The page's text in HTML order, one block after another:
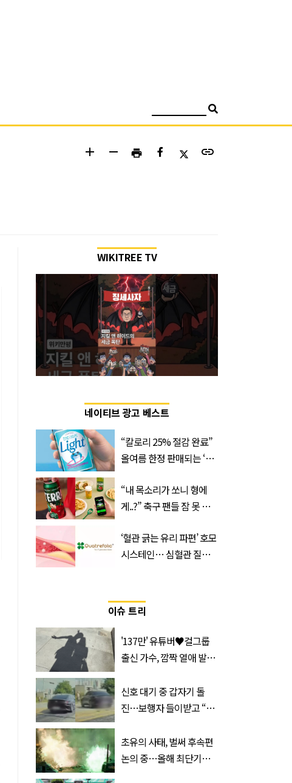
add remove print link
WIKITREE TV
네이티브 광고 베스트
“칼로리 25% 절감 완료”
올여름 한정 판매되는 ‘최
“내 목소리가 쏘니 형에
게..?” 축구 팬들 잠 못 들
트
‘혈관 긁는 유리 파편’ 호모
시스테인… 심혈관 질환
이슈 트리
'137만' 유튜버♥걸그룹
출신 가수, 깜짝 열애 발
(+사진)
신호 대기 중 갑자기 돌
진…보행자 들이받고 “다
초유의 사태, 벌써 후속편
논의 중…올해 최단기간